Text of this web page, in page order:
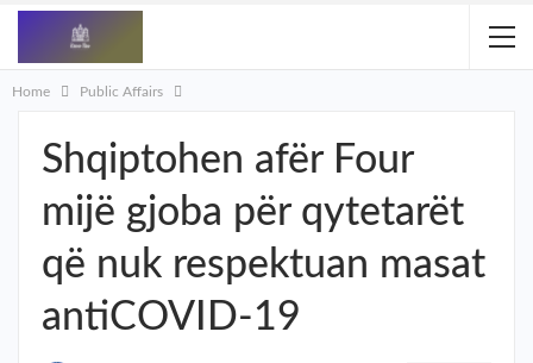
Home Public Affairs
​Shqiptohen afër Four
mijë gjoba për qytetarët
që nuk respektuan masat
antiCOVID-19